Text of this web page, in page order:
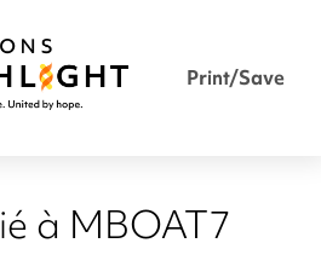
Print/Save
à MBOAT7